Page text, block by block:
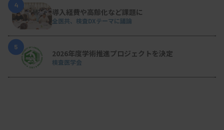
4
導入経費や高齢化など課題に
全医共、検査DXテーマに議論
5
2026年度学術推進プロジェクトを決定
検査医学会